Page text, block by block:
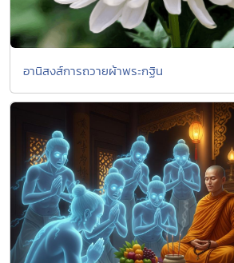
อานิสงส์การถวายผ้าพระกฐิน